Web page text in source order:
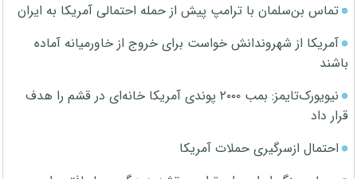
تماس بن‌سلمان با ترامپ پیش از حمله احتمالی آمریکا به ایران
آمریکا از شهروندانش خواست برای خروج از خاورمیانه آماده
باشند
نیویورک‌تایمز: بمب ۲۰۰۰ پوندی آمریکا خانه‌ای در قشم را هدف
قرار داد
احتمال ازسرگیری حملات آمریکا